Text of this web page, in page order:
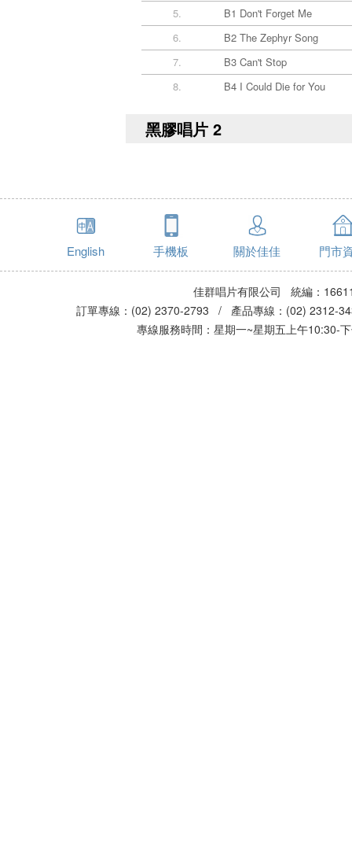
5.
B1 Don't Forget Me
6.
B2 The Zephyr Song
7.
B3 Can't Stop
8.
B4 I Could Die for You
黑膠唱片 2
English 手機板 關於佳佳 門市
佳群唱片有限公司 統編：
訂單專線：(02) 2370-2793 / 產品專線：(02)
專線服務時間：星期一~星期五上午10:30-